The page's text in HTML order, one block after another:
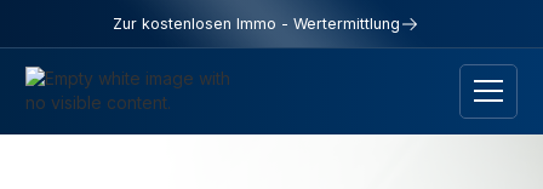
Zur kostenlosen Immo - Wertermittlung